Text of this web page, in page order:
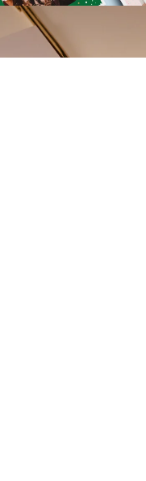
papierze Zero Ink
wodoodporny,